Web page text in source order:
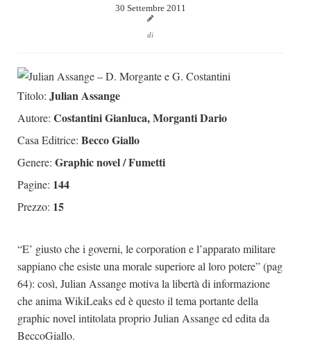
Dicono di Noi
Rassegna Stampa
Giallo Stresa
Premio Chiara
Tabù Festival 2014
A Tutto Volume
Salone di Torino
30 Settembre 2011
di
Titolo: Julian Assange
Autore: Costantini Gianluca, Morganti Dario
Casa Editrice: Becco Giallo
Genere: Graphic novel / Fumetti
Pagine: 144
Prezzo: 15
“E’ giusto che i governi, le corporation e l’apparato militare
sappiano che esiste una morale superiore al loro potere” (pag
64): così, Julian Assange motiva la libertà di informazione
che anima WikiLeaks ed è questo il tema portante della
graphic novel intitolata proprio Julian Assange ed edita da
BeccoGiallo.